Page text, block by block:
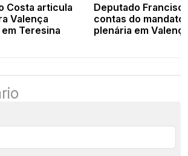
Costa articula
Valença
Teresina
Deputado
contas do mandato
plenária em